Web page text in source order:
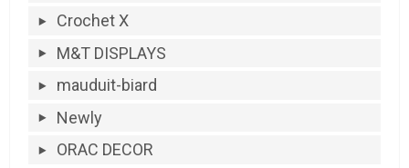
Crochet X
M&T DISPLAYS
mauduit-biard
Newly
ORAC DECOR